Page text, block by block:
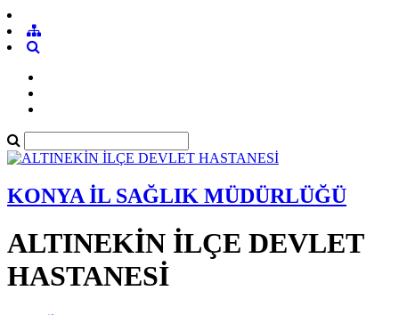
KONYA İL SAĞLIK MÜDÜRLÜĞÜ
ALTINEKİN İLÇE DEVLET
HASTANESİ